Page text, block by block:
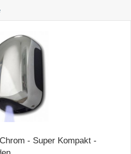
- Super Kompakt -